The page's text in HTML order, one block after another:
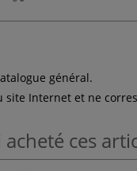
général.
Internet et ne
ces